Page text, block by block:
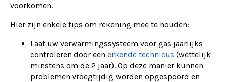
voorkomen.
Hier zijn enkele tips om rekening mee te houden:
Laat uw verwarmingssysteem voor gas jaarlijks
controleren door een erkende technicus (wettelijk
minstens om de 2 jaar). Op deze manier kunnen
problemen vroegtijdig worden opgespoord en